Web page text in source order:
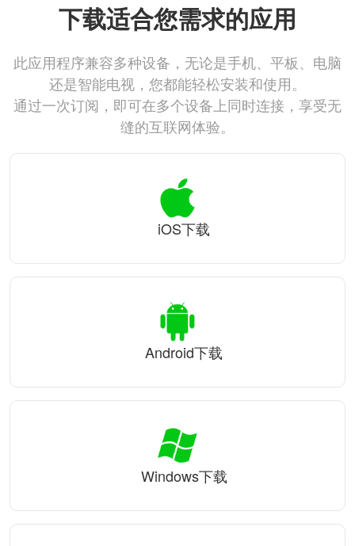
下载适合您需求的应用
此应用程序兼容多种设备，无论是手机、平板、电脑
还是智能电视，您都能轻松安装和使用。
通过一次订阅，即可在多个设备上同时连接，享受无
缝的互联网体验。
iOS下载
Android下载
Windows下载